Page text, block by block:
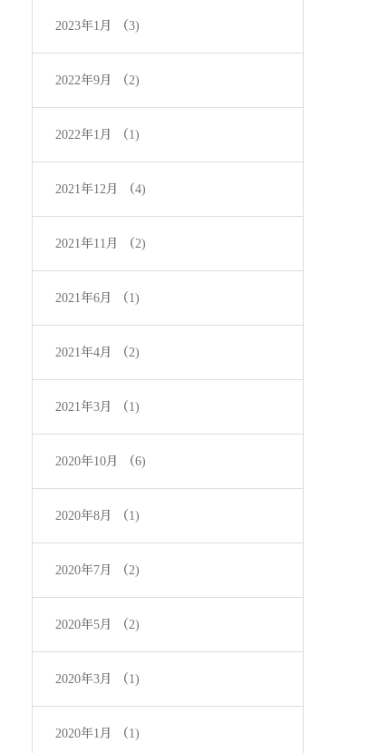
2023年1月 （3)
2022年9月 （2)
2022年1月 （1)
2021年12月 （4)
2021年11月 （2)
2021年6月 （1)
2021年4月 （2)
2021年3月 （1)
2020年10月 （6)
2020年8月 （1)
2020年7月 （2)
2020年5月 （2)
2020年3月 （1)
2020年1月 （1)